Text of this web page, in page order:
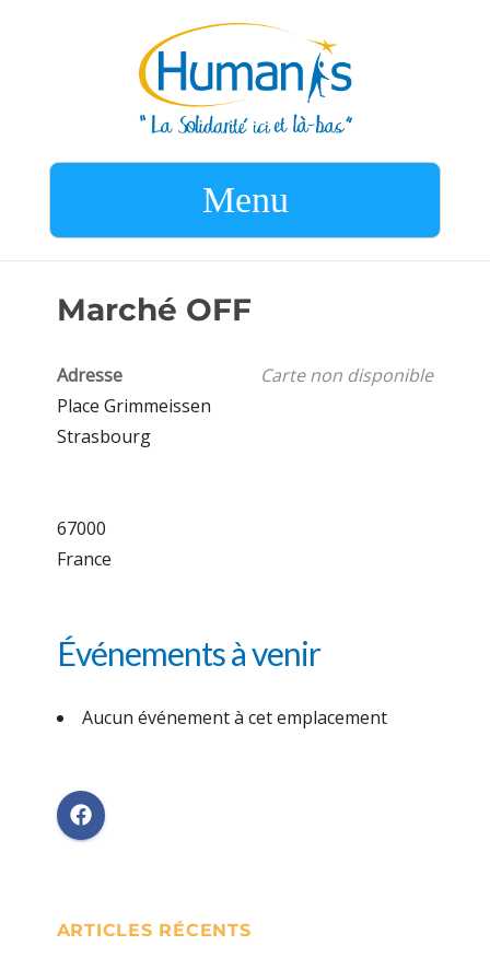
Menu
Marché OFF
Carte non disponible
Adresse
Place Grimmeissen
Strasbourg
67000
France
Événements à venir
Aucun événement à cet emplacement
ARTICLES RÉCENTS